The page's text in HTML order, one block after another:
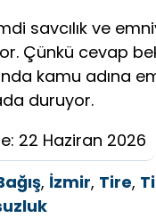
savcılık ve
Çünkü cevap
kamu adına
duruyor.
22 Haziran 2026
, İzmir, Tire,